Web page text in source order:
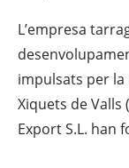
L’empresa
impulsats per la
Xiquets de Valls
Export S.L. han